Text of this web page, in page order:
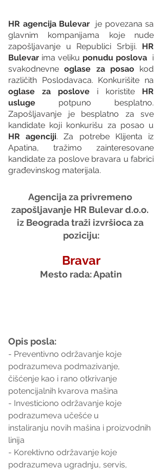
HR agencija Bulevar
  je povezana sa
glavnim kompanijama koje nude
zapošljavanje u Republici Srbiji. HR
Bulevar ima veliku ponudu poslova
  i
svakodnevne oglase za posao kod
oglase za poslove i koristite HR
usluge potpuno besplatno.
Zapošljavanje je besplatno za sve
HR agenciji. Za potrebe Klijenta iz
Apatina, tražimo zainteresovane
kandidate za poslove bravara u fabrici
građevinskog materijala.
Agencija za privremeno
zapošljavanje HR Bulevar d.o.o.
iz Beograda traži izvršioca za
poziciju:
Bravar
Mesto rada: Apatin
Opis posla:
- Preventivno održavanje koje
podrazumeva podmazivanje,
čišćenje kao i rano otkrivanje
potencijalnih kvarova mašina
- Investiciono održavanje koje
podrazumeva učešće u
instaliranju novih mašina i proizvodnih
linija
- Korektivno održavanje koje
podrazumeva ugradnju, servis,